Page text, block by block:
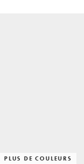
PLUS DE COULEURS